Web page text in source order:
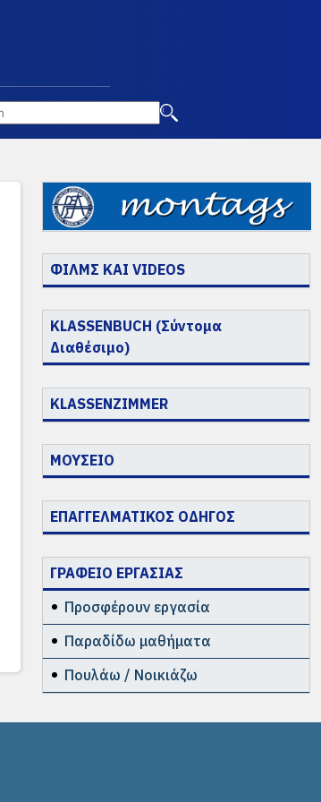
ΦΙΛΜΣ ΚΑΙ VIDEOS
KLASSENBUCH (Σύντομα
Διαθέσιμο)
KLASSENZIMMER
ΜΟΥΣΕΙΟ
ΕΠΑΓΓΕΛΜΑΤΙΚΟΣ ΟΔΗΓΟΣ
ΓΡΑΦΕΙΟ ΕΡΓΑΣΙΑΣ
Προσφέρουν εργασία
Παραδίδω μαθήματα
Πουλάω / Νοικιάζω